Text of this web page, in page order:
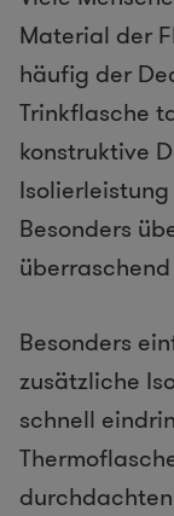
Material der
häufig der
Trinkflasche
konstruktive
Besonders
Besonders
zusätzliche
schnell